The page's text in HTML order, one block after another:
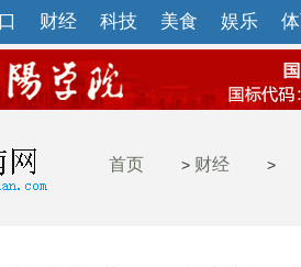
财经 科技 美食 娱乐
首页 > 财经 >